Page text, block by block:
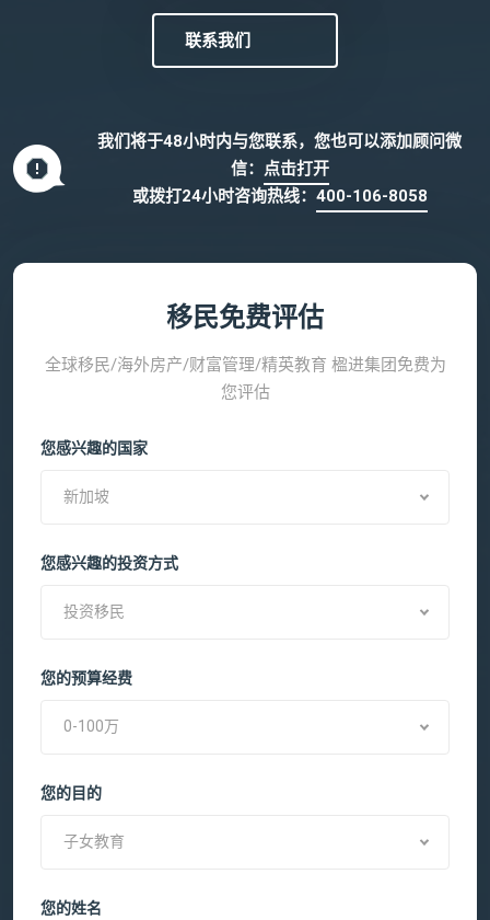
联系我们
我们将于48小时内与您联系，您也可以添加顾问微
信： 点击打开
或拨打24小时咨询热线： 400-106-8058
移民免费评估
全球移民/海外房产/财富管理/精英教育 楹进集团免费为
您评估
您感兴趣的国家
新加坡
您感兴趣的投资方式
投资移民
您的预算经费
0-100万
您的目的
子女教育
您的姓名